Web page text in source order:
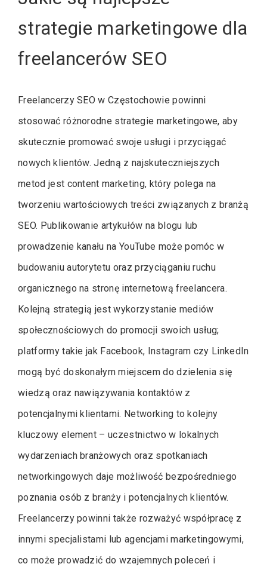
strategie marketingowe dla
freelancerów SEO
Freelancerzy SEO w Częstochowie powinni
stosować różnorodne strategie marketingowe, aby
skutecznie promować swoje usługi i przyciągać
nowych klientów. Jedną z najskuteczniejszych
metod jest content marketing, który polega na
tworzeniu wartościowych treści związanych z branżą
SEO. Publikowanie artykułów na blogu lub
prowadzenie kanału na YouTube może pomóc w
budowaniu autorytetu oraz przyciąganiu ruchu
organicznego na stronę internetową freelancera.
Kolejną strategią jest wykorzystanie mediów
społecznościowych do promocji swoich usług;
platformy takie jak Facebook, Instagram czy LinkedIn
mogą być doskonałym miejscem do dzielenia się
wiedzą oraz nawiązywania kontaktów z
potencjalnymi klientami. Networking to kolejny
kluczowy element – uczestnictwo w lokalnych
wydarzeniach branżowych oraz spotkaniach
networkingowych daje możliwość bezpośredniego
poznania osób z branży i potencjalnych klientów.
Freelancerzy powinni także rozważyć współpracę z
innymi specjalistami lub agencjami marketingowymi,
co może prowadzić do wzajemnych poleceń i